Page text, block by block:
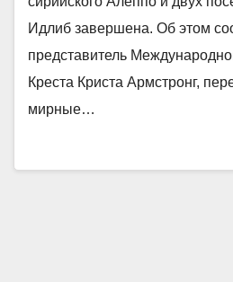
Идлиб завершена. Об этом
представитель
Креста Криста Армстронг,
мирные…